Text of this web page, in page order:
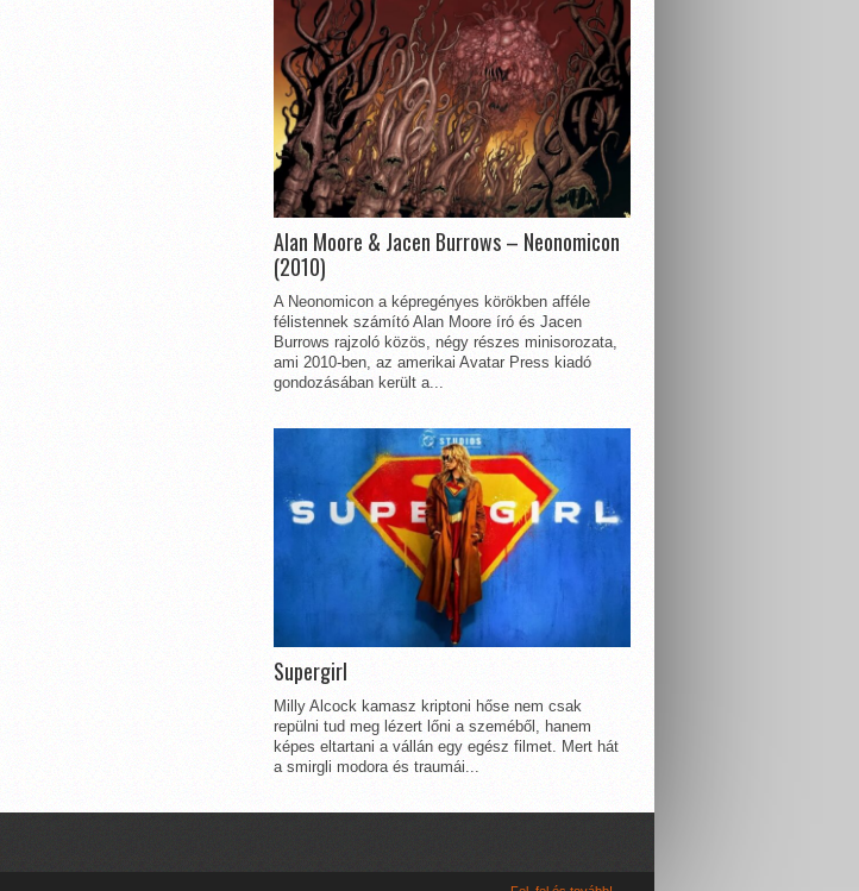
Alan Moore & Jacen Burrows – Neonomicon
(2010)
A Neonomicon a képregényes körökben afféle
félistennek számító Alan Moore író és Jacen
Burrows rajzoló közös, négy részes minisorozata,
ami 2010-ben, az amerikai Avatar Press kiadó
gondozásában került a...
Supergirl
Milly Alcock kamasz kriptoni hőse nem csak
repülni tud meg lézert lőni a szeméből, hanem
képes eltartani a vállán egy egész filmet. Mert hát
a smirgli modora és traumái...